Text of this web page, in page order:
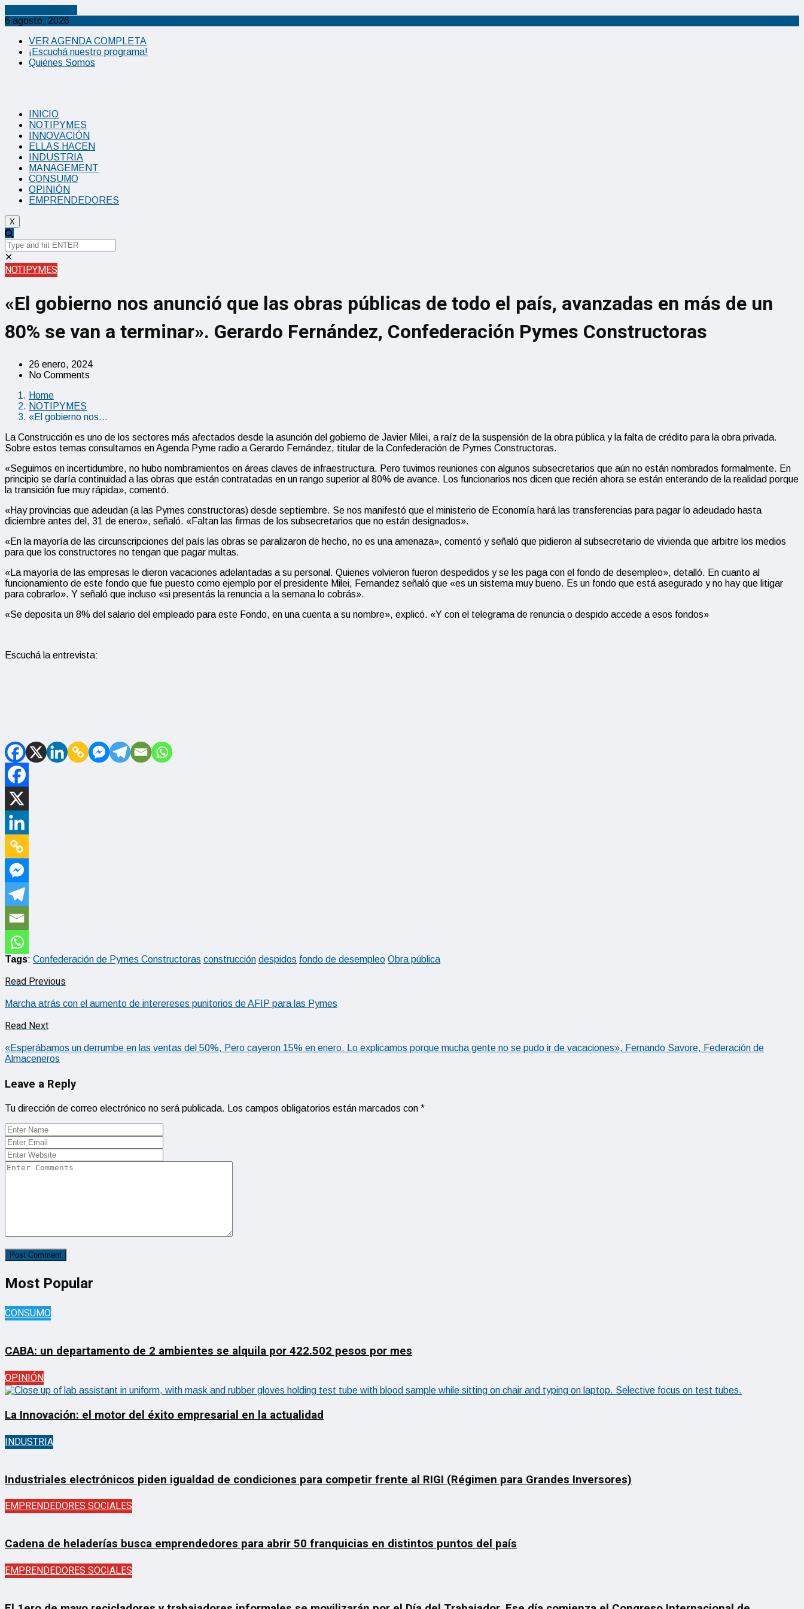
6 agosto, 2026
VER AGENDA COMPLETA
¡Escuchá nuestro programa!
Quiénes Somos
INICIO
NOTIPYMES
INNOVACIÓN
ELLAS HACEN
INDUSTRIA
MANAGEMENT
CONSUMO
OPINIÓN
EMPRENDEDORES
X
✕
NOTIPYMES
«El gobierno nos anunció que las obras públicas de todo el país, avanzadas en más de un
80% se van a terminar». Gerardo Fernández, Confederación Pymes Constructoras
26 enero, 2024
No Comments
Home
NOTIPYMES
«El gobierno nos…
La Construcción es uno de los sectores más afectados desde la asunción del gobierno de Javier Milei, a raíz de la suspensión de la obra pública y la falta de crédito para la obra privada.
Sobre estos temas consultamos en Agenda Pyme radio a Gerardo Fernández, titular de la Confederación de Pymes Constructoras.
«Seguimos en incertidumbre, no hubo nombramientos en áreas claves de infraestructura. Pero tuvimos reuniones con algunos subsecretarios que aún no están nombrados formalmente. En
principio se daría continuidad a las obras que están contratadas en un rango superior al 80% de avance. Los funcionarios nos dicen que recién ahora se están enterando de la realidad porque
la transición fue muy rápida», comentó.
«Hay provincias que adeudan (a las Pymes constructoras) desde septiembre. Se nos manifestó que el ministerio de Economía hará las transferencias para pagar lo adeudado hasta
diciembre antes del, 31 de enero», señaló. «Faltan las firmas de los subsecretarios que no están designados».
«En la mayoría de las circunscripciones del país las obras se paralizaron de hecho, no es una amenaza», comentó y señaló que pidieron al subsecretario de vivienda que arbitre los medios
para que los constructores no tengan que pagar multas.
«La mayoría de las empresas le dieron vacaciones adelantadas a su personal. Quienes volvieron fueron despedidos y se les paga con el fondo de desempleo», detalló. En cuanto al
funcionamiento de este fondo que fue puesto como ejemplo por el presidente Milei, Fernandez señaló que «es un sistema muy bueno. Es un fondo que está asegurado y no hay que litigar
para cobrarlo». Y señaló que incluso «si presentás la renuncia a la semana lo cobrás».
«Se deposita un 8% del salario del empleado para este Fondo, en una cuenta a su nombre», explicó. «Y con el telegrama de renuncia o despido accede a esos fondos»
Escuchá la entrevista:
Tags: Confederación de Pymes Constructoras construcción despidos fondo de desempleo Obra pública
Read Previous
Marcha atrás con el aumento de interereses punitorios de AFIP para las Pymes
Read Next
«Esperábamos un derrumbe en las ventas del 50%, Pero cayeron 15% en enero. Lo explicamos porque mucha gente no se pudo ir de vacaciones», Fernando Savore, Federación de
Almaceneros
Leave a Reply
Tu dirección de correo electrónico no será publicada. Los campos obligatorios están marcados con *
Most Popular
CONSUMO
CABA: un departamento de 2 ambientes se alquila por 422.502 pesos por mes
OPINIÓN
La Innovación: el motor del éxito empresarial en la actualidad
INDUSTRIA
Industriales electrónicos piden igualdad de condiciones para competir frente al RIGI (Régimen para Grandes Inversores)
EMPRENDEDORES SOCIALES
Cadena de heladerías busca emprendedores para abrir 50 franquicias en distintos puntos del país
EMPRENDEDORES SOCIALES